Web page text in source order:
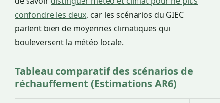
confondre les deux, car les scénarios du GIEC
parlent bien de moyennes climatiques qui
bouleversent la météo locale.
Tableau comparatif des scénarios de
réchauffement (Estimations AR6)